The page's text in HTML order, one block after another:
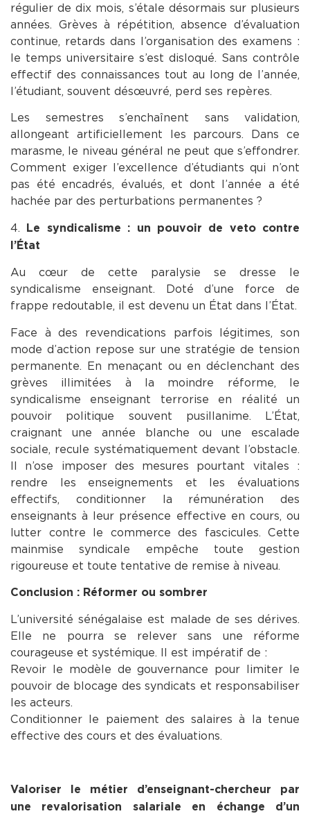
régulier de dix mois, s’étale désormais sur plusieurs
années. Grèves à répétition, absence d’évaluation
continue, retards dans l’organisation des examens :
le temps universitaire s’est disloqué. Sans contrôle
effectif des connaissances tout au long de l’année,
l’étudiant, souvent désœuvré, perd ses repères.
Les semestres s’enchaînent sans validation,
allongeant artificiellement les parcours. Dans ce
marasme, le niveau général ne peut que s’effondrer.
Comment exiger l’excellence d’étudiants qui n’ont
pas été encadrés, évalués, et dont l’année a été
hachée par des perturbations permanentes ?
4.
Le syndicalisme : un pouvoir de veto contre
l’État
Au cœur de cette paralysie se dresse le
syndicalisme enseignant. Doté d’une force de
frappe redoutable, il est devenu un État dans l’État.
Face à des revendications parfois légitimes, son
mode d’action repose sur une stratégie de tension
permanente. En menaçant ou en déclenchant des
grèves illimitées à la moindre réforme, le
syndicalisme enseignant terrorise en réalité un
pouvoir politique souvent pusillanime. L’État,
craignant une année blanche ou une escalade
sociale, recule systématiquement devant l’obstacle.
Il n’ose imposer des mesures pourtant vitales :
rendre les enseignements et les évaluations
effectifs, conditionner la rémunération des
enseignants à leur présence effective en cours, ou
lutter contre le commerce des fascicules. Cette
mainmise syndicale empêche toute gestion
rigoureuse et toute tentative de remise à niveau.
Conclusion : Réformer ou sombrer
L’université sénégalaise est malade de ses dérives.
Elle ne pourra se relever sans une réforme
courageuse et systémique. Il est impératif de :
Revoir le modèle de gouvernance pour limiter le
pouvoir de blocage des syndicats et responsabiliser
les acteurs.
Conditionner le paiement des salaires à la tenue
effective des cours et des évaluations.
Valoriser le métier d’enseignant-chercheur par
une revalorisation salariale en échange d’un